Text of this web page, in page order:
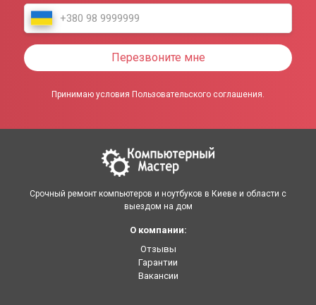
Перезвоните мне
Принимаю условия Пользовательского соглашения.
Срочный ремонт компьютеров и ноутбуков в Киеве и области с
выездом на дом
О компании:
Отзывы
Гарантии
Вакансии